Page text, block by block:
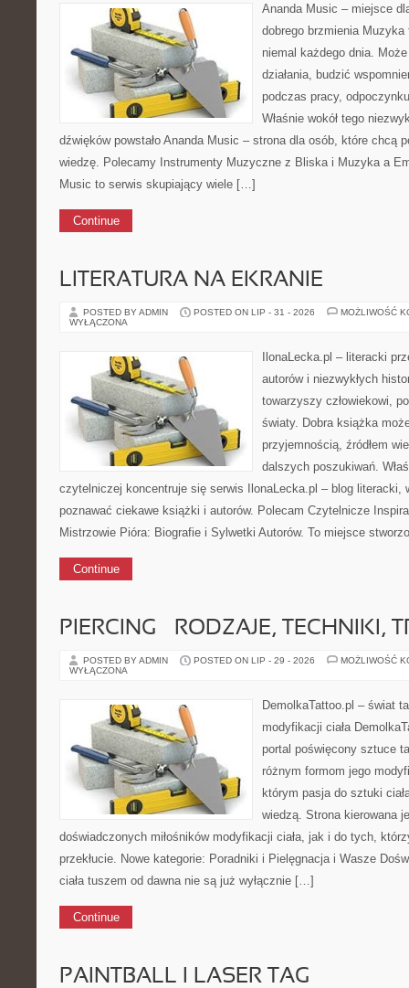
Ananda Music – miejsce
dobrego brzmienia Muzyka
niemal każdego dnia.
działania, budzić
podczas pracy,
Właśnie wokół tego
dźwięków powstało Ananda Music – strona dla osób, które chcą
wiedzę. Polecamy Instrumenty Muzyczne z Bliska i Muzyka a
Music to serwis skupiający wiele […]
Continue
LITERATURA NA EKRANIE
POSTED BY ADMIN POSTED ON LIP - 31 - 2026
MOŻLIWOŚĆ
WYŁĄCZONA
IlonaLecka.pl – literacki
autorów i niezwykłych
towarzyszy człowiekowi,
światy. Dobra książka
przyjemnością, źródłem
dalszych poszukiwań.
czytelniczej koncentruje się serwis IlonaLecka.pl – blog literacki,
poznawać ciekawe książki i autorów. Polecam Czytelnicze
Mistrzowie Pióra: Biografie i Sylwetki Autorów. To miejsce
Continue
PIERCING – RODZAJE, TECHNIKI,
POSTED BY ADMIN POSTED ON LIP - 29 - 2026
MOŻLIWOŚĆ
WYŁĄCZONA
DemolkaTattoo.pl – świat
modyfikacji ciała
portal poświęcony sztuce
różnym formom jego
którym pasja do sztuki
wiedzą. Strona kierowana
doświadczonych miłośników modyfikacji ciała, jak i do tych,
przekłucie. Nowe kategorie: Poradniki i Pielęgnacja i Wasze
ciała tuszem od dawna nie są już wyłącznie […]
Continue
PAINTBALL I LASER TAG